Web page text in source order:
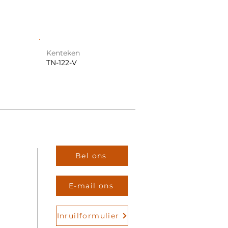
Bel ons
E-mail ons
Inruilformulier
Kenteken
TN-122-V